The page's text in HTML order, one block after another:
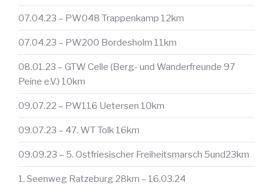
07.04.23 – PW048 Trappenkamp 12km
07.04.23 – PW200 Bordesholm 11km
08.01.23 – GTW Celle (Berg- und Wanderfreunde 97
Peine e.V.) 10km
09.07.22 – PW116 Uetersen 10km
09.07.23 – 47. WT Tolk 16km
09.09.23 – 5. Ostfriesischer Freiheitsmarsch 5und23km
1. Seenweg Ratzeburg 28km – 16.03.24